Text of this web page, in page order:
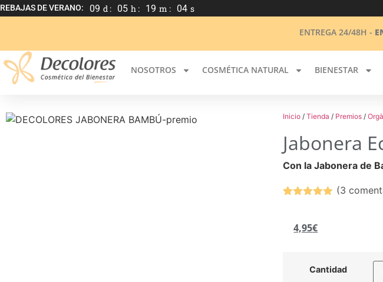
REBAJAS DE VERANO: 09 d : 05 h : 19 m : 03 s
ENTREGA 24/48H -
NOSOTROS COSMÉTICA NATURAL BIENESTAR
Inicio /Tienda / Premios /
Jabonera
Con la Jabonera de
5 basado
(3
4,95€
Cantidad